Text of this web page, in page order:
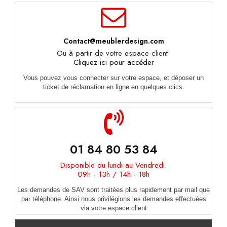
Contact@meublerdesign.com
Ou à partir de votre espace client
Cliquez ici pour accéder
Vous pouvez vous connecter sur votre espace, et déposer un
ticket de réclamation en ligne en quelques clics.
01 84 80 53 84
Disponible du lundi au Vendredi:
09h - 13h / 14h - 18h
Les demandes de SAV sont traitées plus rapidement par mail que
par téléphone. Ainsi nous privilégions les demandes effectuées
via votre espace client